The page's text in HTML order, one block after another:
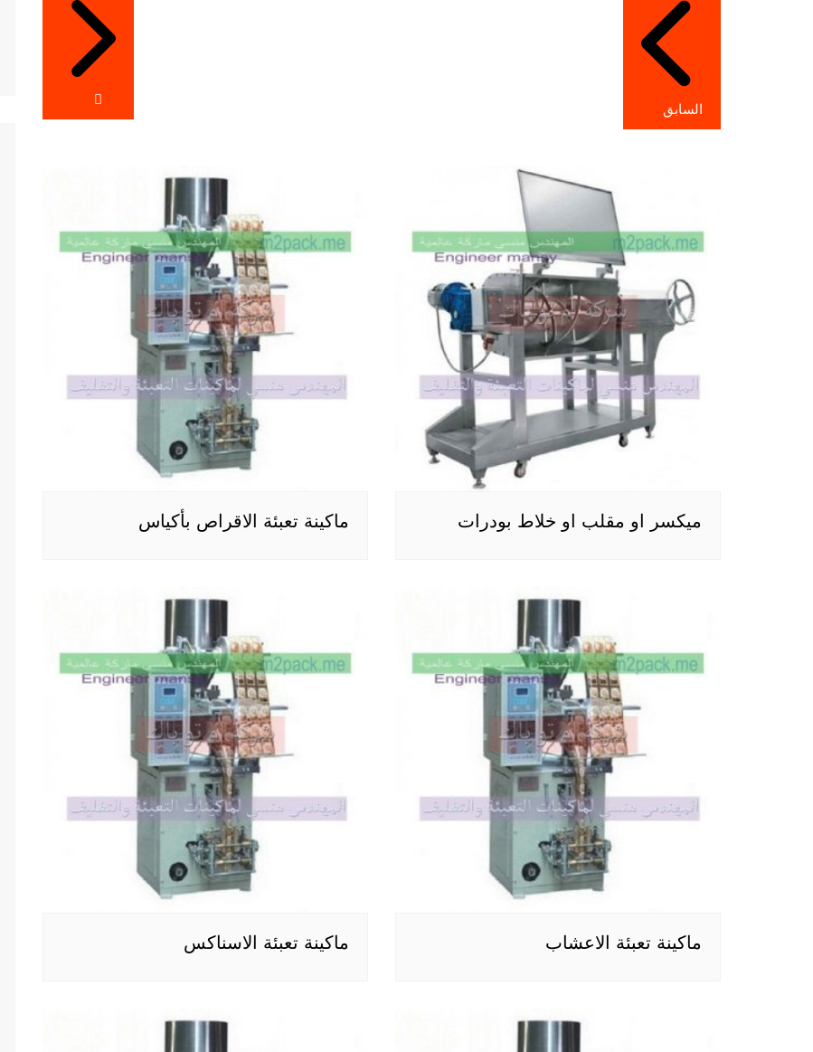
المقالات
السابق
ميكسر او مقلب او خلاط بودرات ماكينة تعبئة الاقراص بأكياس
ماكينة تعبئة الاعشاب ماكينة تعبئة الاسناكس